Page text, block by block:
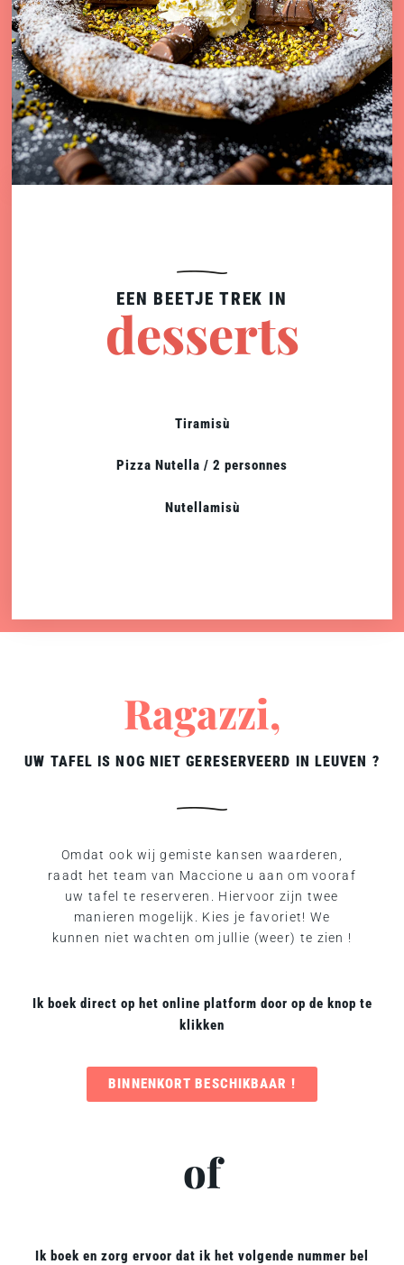
EEN BEETJE TREK IN
desserts
Tiramisù
Pizza Nutella / 2 personnes
Nutellamisù
Ragazzi,
UW TAFEL IS NOG NIET GERESERVEERD IN LEUVEN ?
Omdat ook wij gemiste kansen waarderen,
raadt het team van Maccione u aan om vooraf
uw tafel te reserveren. Hiervoor zijn twee
manieren mogelijk. Kies je favoriet! We
kunnen niet wachten om jullie (weer) te zien !
Ik boek direct op het online platform door op de knop te
klikken
BINNENKORT BESCHIKBAAR !
of
Ik boek en zorg ervoor dat ik het volgende nummer bel